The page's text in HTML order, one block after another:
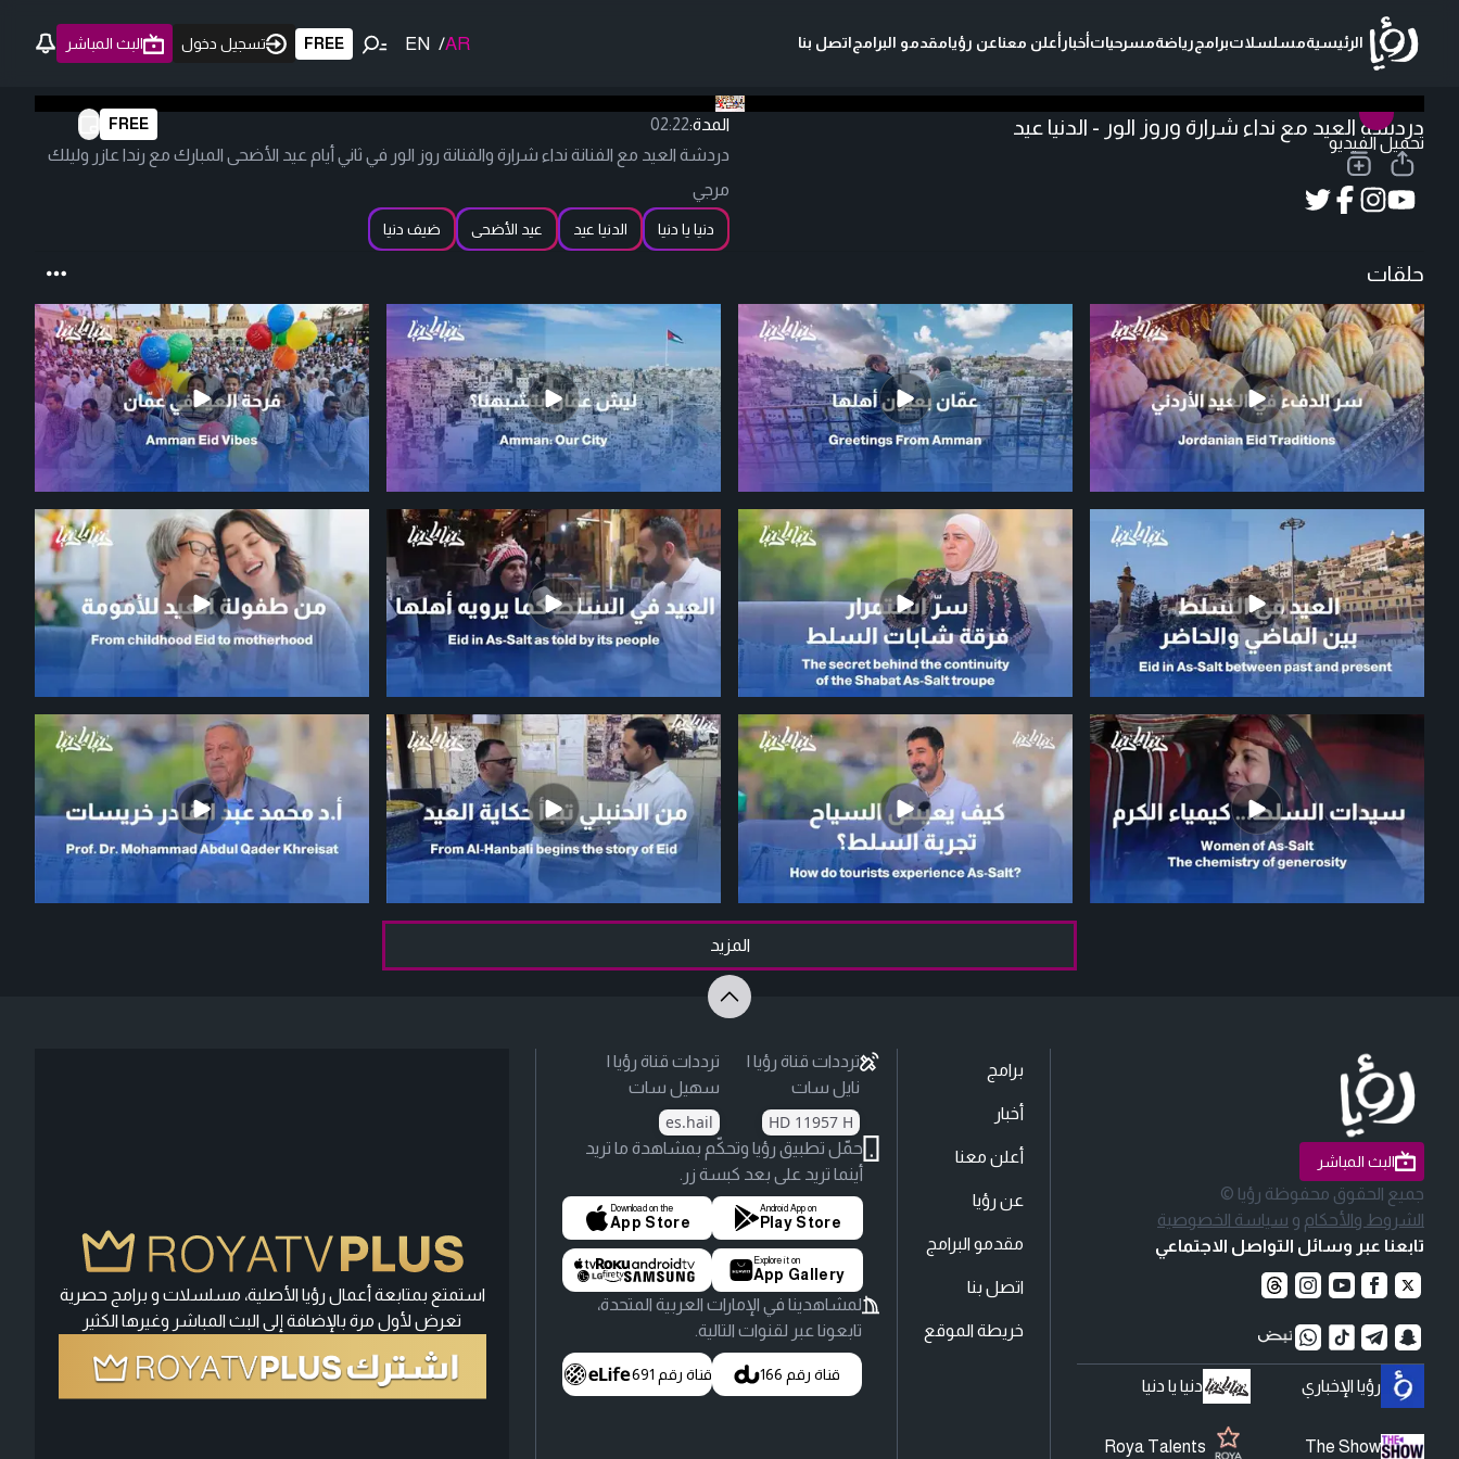
الرئيسيةمسلسلاتبرامجرياضةمسرحياتأخبارأعلن معناعن رؤيامقدمو البرامجاتصل بنا AR
/
EN
FREE تسجيل دخول البث المباشر
تحميل الفيديو
FREE دردشة العيد مع نداء شرارة وروز الور - الدنيا عيد المدة:02:22
دردشة العيد مع الفنانة نداء شرارة والفنانة روز الور في ثاني أيام عيد الأضحى المبارك مع رندا عازر وليلك
مرجي
دنيا يا دنيا الدنيا عيد عيد الأضحى ضيف دنيا
حلقات
المزيد
البث المباشر
جميع الحقوق محفوظة رؤيا ©
الشروط والأحكام و سياسة الخصوصية
تابعنا عبر وسائل التواصل الاجتماعي
رؤيا الإخباري دنيا يا دنيا
The Show
Roya Talents
برامج
أخبار
أعلن معنا
عن رؤيا
مقدمو البرامج
اتصل بنا
خريطة الموقع
ترددات قناة رؤيا |
نايل سات
HD 11957 H
ترددات قناة رؤيا |
سهيل سات
es.hail
حمّل تطبيق رؤيا وتحكّم بمشاهدة ما تريد
أينما تريد على بعد كبسة زر.
Android App on
Play Store
Download on the
App Store
Explore it on
App Gallery
لمشاهدينا في الإمارات العربية المتحدة،
تابعونا عبر لقنوات التالية.
قناة رقم 166 قناة رقم 691
استمتع بمتابعة أعمال رؤيا الأصلية، مسلسلات و برامج حصرية
تعرض لأول مرة بالإضافة إلى البث المباشر وغيرها الكثير